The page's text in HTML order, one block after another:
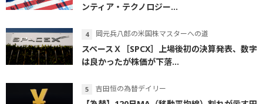
ンティア・テクノロジー...
岡元兵八郎の米国株マスターへの道
スペースＸ［SPCX］上場後初の決算発表、数字
は良かったが株価が下落...
吉田恒の為替デイリー